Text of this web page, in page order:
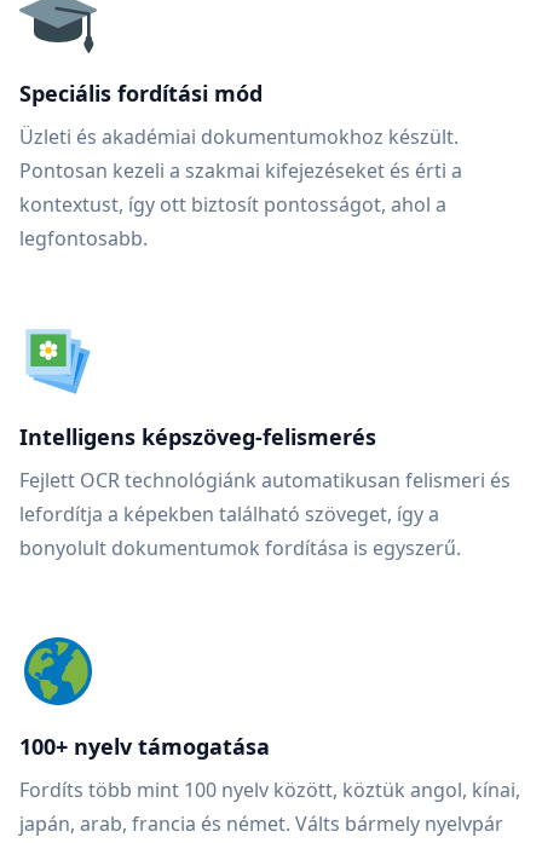
Speciális fordítási mód
Üzleti és akadémiai dokumentumokhoz készült.
Pontosan kezeli a szakmai kifejezéseket és érti a
kontextust, így ott biztosít pontosságot, ahol a
legfontosabb.
Intelligens képszöveg-felismerés
Fejlett OCR technológiánk automatikusan felismeri és
lefordítja a képekben található szöveget, így a
bonyolult dokumentumok fordítása is egyszerű.
100+ nyelv támogatása
Fordíts több mint 100 nyelv között, köztük angol, kínai,
japán, arab, francia és német. Válts bármely nyelvpár